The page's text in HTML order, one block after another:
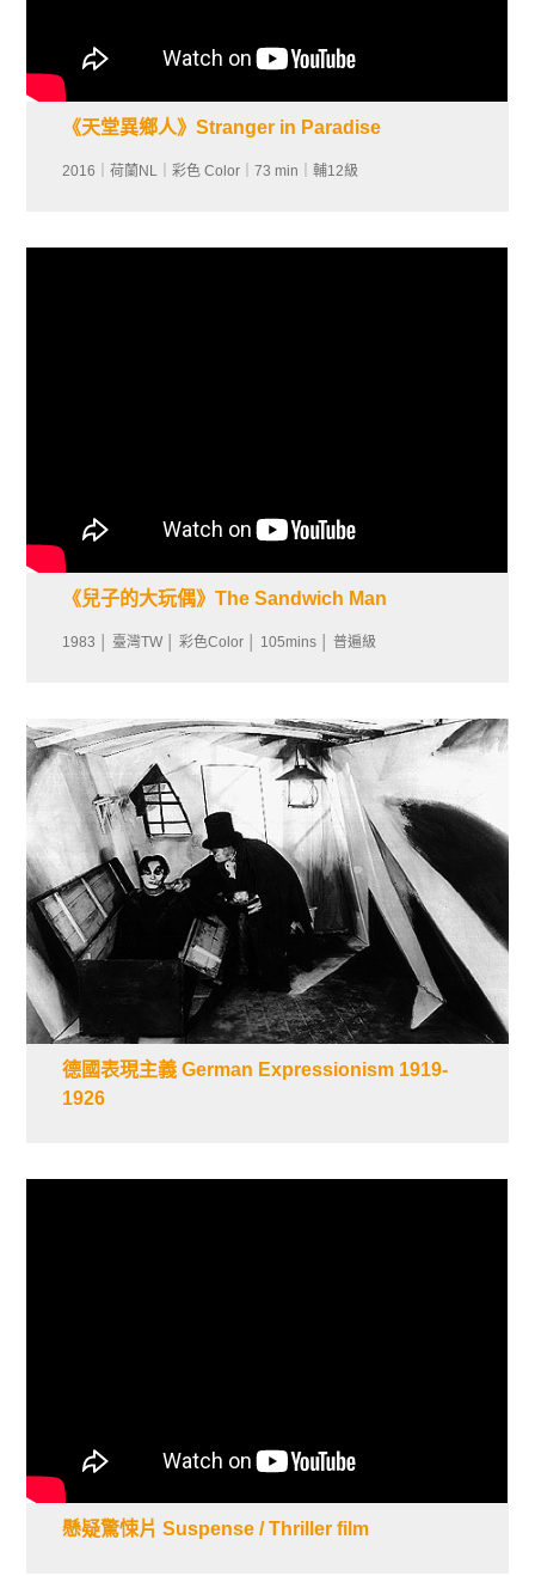
《天堂異鄉人》Stranger in Paradise
2016｜荷蘭NL｜彩色 Color｜73 min｜輔12級
《兒子的大玩偶》The Sandwich Man
1983 │ 臺灣TW │ 彩色Color │ 105mins │ 普遍級
德國表現主義 German Expressionism 1919-
1926
懸疑驚悚片 Suspense / Thriller film